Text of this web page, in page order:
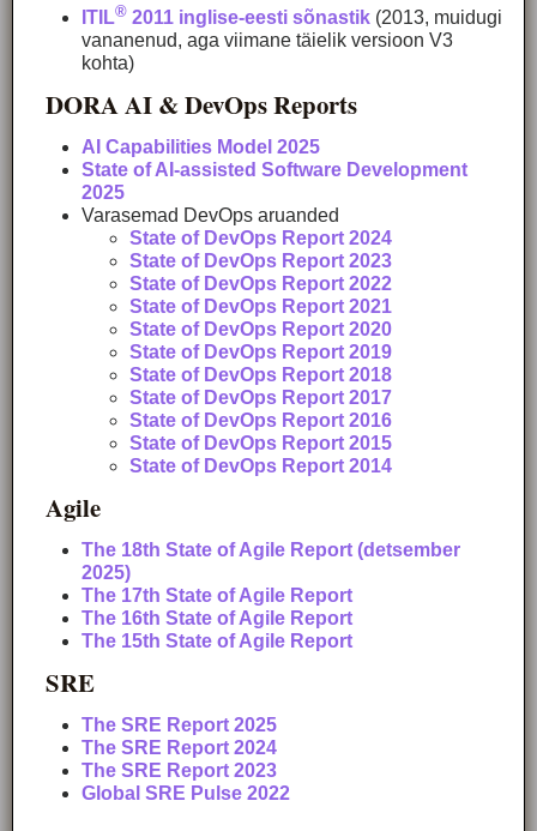
ITIL® 2011 inglise-eesti sõnastik (2013, muidugi
vananenud, aga viimane täielik versioon V3
kohta)
DORA AI & DevOps Reports
AI Capabilities Model 2025
State of AI-assisted Software Development
2025
Varasemad DevOps aruanded
State of DevOps Report 2024
State of DevOps Report 2023
State of DevOps Report 2022
State of DevOps Report 2021
State of DevOps Report 2020
State of DevOps Report 2019
State of DevOps Report 2018
State of DevOps Report 2017
State of DevOps Report 2016
State of DevOps Report 2015
State of DevOps Report 2014
Agile
The 18th State of Agile Report (detsember
2025)
The 17th State of Agile Report
The 16th State of Agile Report
The 15th State of Agile Report
SRE
The SRE Report 2025
The SRE Report 2024
The SRE Report 2023
Global SRE Pulse 2022